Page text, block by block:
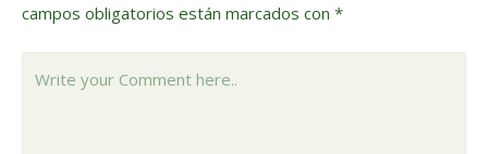
campos obligatorios están marcados con *